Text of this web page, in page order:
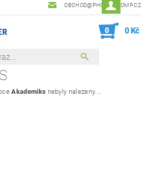
OBCHOD@PHOENIXCOMP.CZ
0 0 Kč
Akademiks nebyly nalezeny....